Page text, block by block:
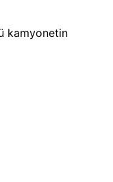
kamyonetin